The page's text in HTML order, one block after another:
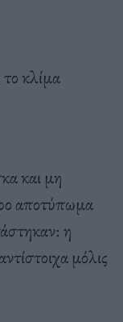
κλίμα
και μη
αποτύπωμα
η
μόλις